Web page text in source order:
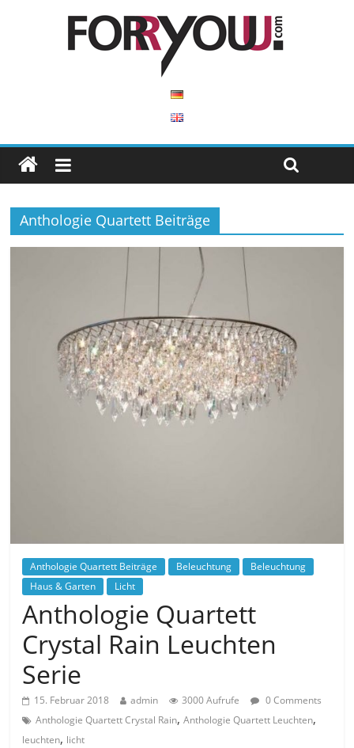
Anthologie Quartett Beiträge
Anthologie Quartett Beiträge Beleuchtung
Beleuchtung
Haus & Garten
Licht
Anthologie Quartett
Crystal Rain Leuchten
Serie
15. Februar 2018 admin 3000 Aufrufe
0 Comments
Anthologie Quartett Crystal Rain,Anthologie Quartett Leuchten,
leuchten, licht